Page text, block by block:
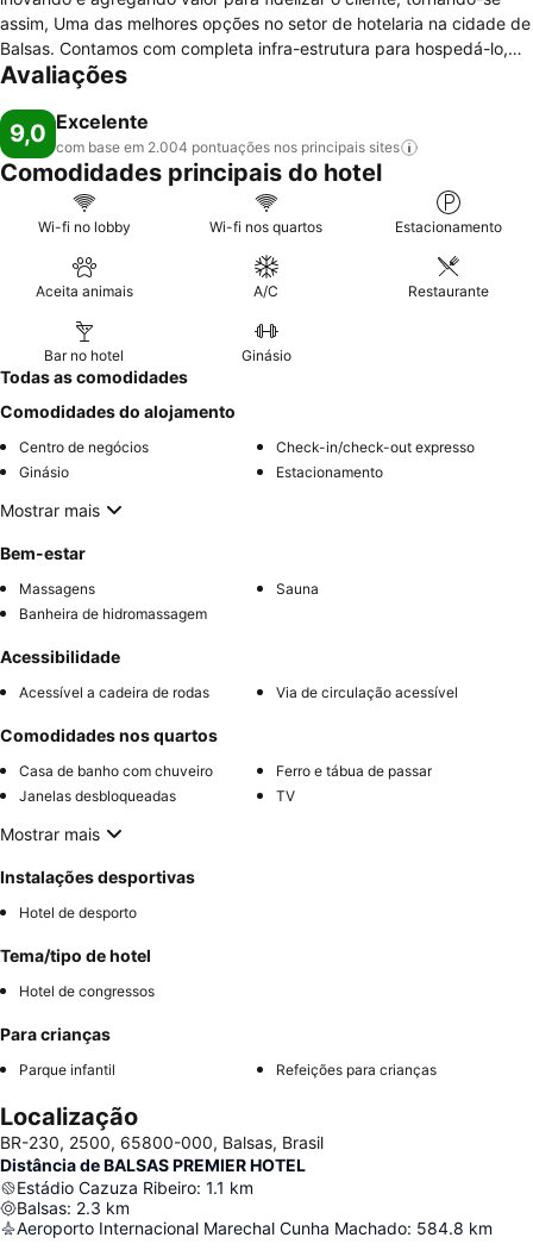
assim, Uma das melhores opções no setor de hotelaria na cidade de
Balsas. Contamos com completa infra-estrutura para hospedá-lo,
com eficientes serviços em viagens de negócios, eventos ou lazer.
oferecendo um diferencial para para melhor atender.
Avaliações
9,0 Excelente
com base em 2.004 pontuações nos principais sites
Comodidades principais do hotel
Wi-fi no lobby Wi-fi nos quartos Estacionamento
Aceita animais A/C Restaurante
Bar no hotel Ginásio
Todas as comodidades
Comodidades do alojamento
Centro de negócios
Check-in/check-out expresso
Ginásio
Estacionamento
Mostrar mais
Bem-estar
Massagens
Sauna
Banheira de hidromassagem
Acessibilidade
Acessível a cadeira de rodas Via de circulação acessível
Comodidades nos quartos
Casa de banho com chuveiro
Ferro e tábua de passar
Janelas desbloqueadas
TV
Mostrar mais
Instalações desportivas
Hotel de desporto
Tema/tipo de hotel
Hotel de congressos
Para crianças
Parque infantil Refeições para crianças
Localização
BR-230, 2500, 65800-000, Balsas, Brasil
Distância de BALSAS PREMIER HOTEL
Estádio Cazuza Ribeiro: 1.1 km
Balsas: 2.3 km
Aeroporto Internacional Marechal Cunha Machado: 584.8 km